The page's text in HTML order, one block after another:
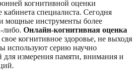
когнитивной оценки
кабинета специалиста. Сегодня
мощные инструменты более
либо. Онлайн-когнитивная оценка
когнитивное здоровье, не выходя
используют серию научно
для измерения памяти, внимания и